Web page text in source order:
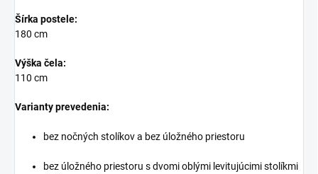
Šírka postele:
180 cm
Výška čela:
110 cm
Varianty prevedenia:
bez nočných stolíkov a bez úložného priestoru
bez úložného priestoru s dvomi oblými levitujúcimi stolíkmi